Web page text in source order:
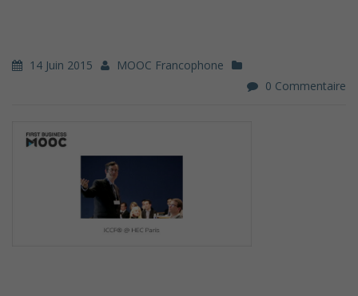
14 Juin 2015
MOOC Francophone
0 Commentaire